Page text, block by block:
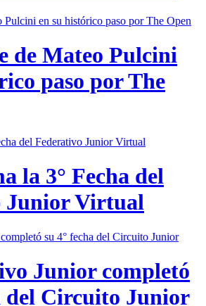
de Mateo Pulcini
paso por The
la 3° Fecha del
Junior Virtual
Junior completó
del Circuito Junior